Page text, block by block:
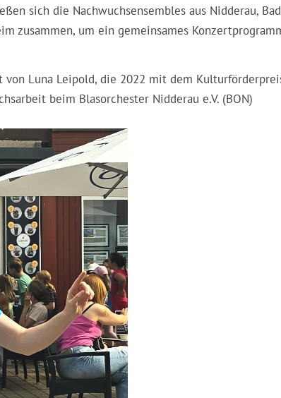
sich die Nachwuchsensembles aus Nidderau, Bad
zusammen, um ein gemeinsames
Luna Leipold, die 2022 mit dem
beim Blasorchester Nidderau e.V. (BON)